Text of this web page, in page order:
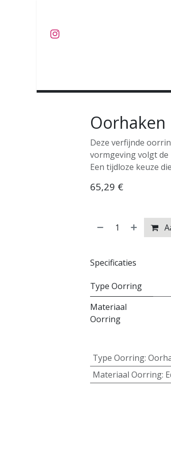
Oorhaken
Deze verfijnde
vormgeving volgt
Een tijdloze keuze
65,29 €
Specificaties
Type Oorring
Materiaal
Oorring
Type Oorring:
Materiaal Oorring: